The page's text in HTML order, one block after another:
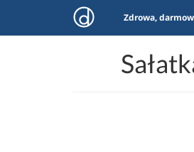
Zdrowa,